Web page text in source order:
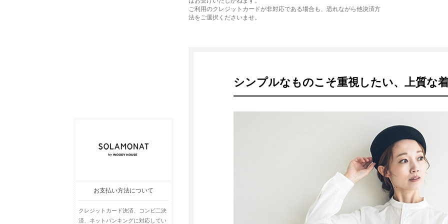
お支払い方法について
クレジットカード決済、コンビ二決
済、ネットバンキングに対応してい
ご利用のクレジットカードが非対応である場合も、恐れながら他決済方
法をご選択くださいませ。
シンプルなものこそ重視したい、上質な